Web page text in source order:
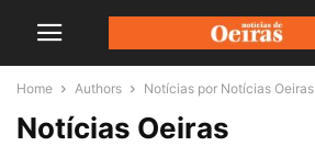
Home Authors Notícias por Notícias Oeiras
Notícias Oeiras